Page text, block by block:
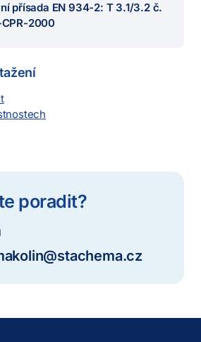
přísada EN 934-2: T 3.1/3.2 č.
2000
poradit?